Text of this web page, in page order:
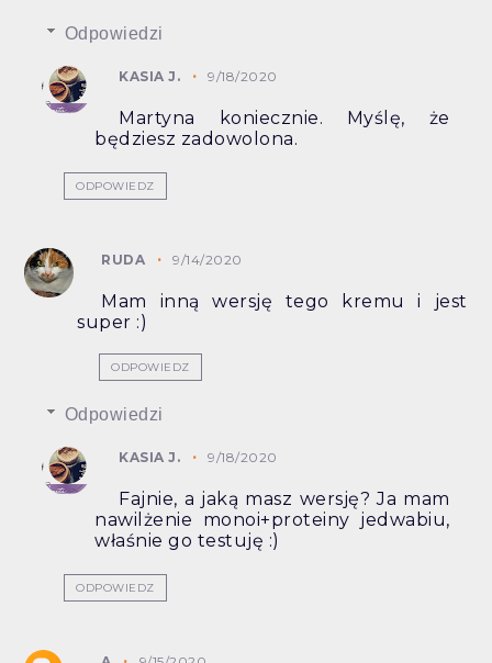
Odpowiedzi
KASIA J. 9/18/2020
Martyna koniecznie. Myślę, że
będziesz zadowolona.
ODPOWIEDZ
RUDA 9/14/2020
Mam inną wersję tego kremu i jest
super :)
ODPOWIEDZ
Odpowiedzi
KASIA J. 9/18/2020
Fajnie, a jaką masz wersję? Ja mam
nawilżenie monoi+proteiny jedwabiu,
właśnie go testuję :)
ODPOWIEDZ